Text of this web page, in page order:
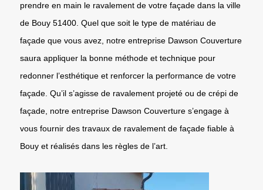
prendre en main le ravalement de votre façade dans la ville
de Bouy 51400. Quel que soit le type de matériau de
façade que vous avez, notre entreprise Dawson Couverture
saura appliquer la bonne méthode et technique pour
redonner l’esthétique et renforcer la performance de votre
façade. Qu’il s’agisse de ravalement projeté ou de crépi de
façade, notre entreprise Dawson Couverture s’engage à
vous fournir des travaux de ravalement de façade fiable à
Bouy et réalisés dans les règles de l’art.